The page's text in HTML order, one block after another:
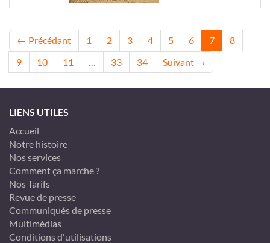
← Précédant 1 2 3 4 5 6 7
8
9
10 11 … 33 34 Suivant →
LIENS UTILES
Accueil
Notre histoire
Nos services
Comment ça marche ?
Nos Tarifs
Revue de presse
Communiqués de presse
Multimédias
Conditions d'utilisations